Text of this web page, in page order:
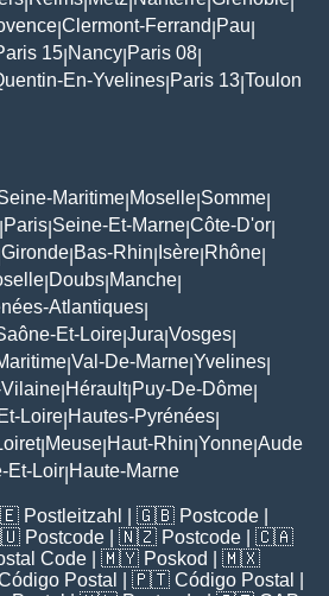
Clermont-Ferrand Pau
15 Nancy Paris 08
En-Yvelines Paris 13 Toulon
Maritime Moselle Somme
Paris Seine-Et-Marne Côte-D'or
Gironde Bas-Rhin Isère Rhône
Doubs Manche
Atlantiques
Et-Loire Jura Vosges
Val-De-Marne Yvelines
Vilaine Hérault| Puy-De-Dôme
Loire Hautes-Pyrénées
| Meuse Haut-Rhin Yonne Aude
Et-Loir Haute-Marne
Postleitzahl | 🇬🇧 Postcode
Postcode | 🇳🇿 Postcode | 🇨🇦
Code | 🇲🇾 Poskod
| 🇲🇽
Postal | 🇵🇹 Código Postal